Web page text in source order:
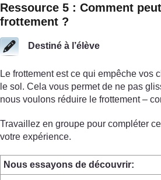
Ressource 5 : Comment
frottement ?
Destiné à l’élève
Le frottement est ce qui empêche vos
le sol. Cela vous permet de ne pas
nous voulons réduire le frottement –
Travaillez en groupe pour compléter
votre expérience.
Nous essayons de découvrir: